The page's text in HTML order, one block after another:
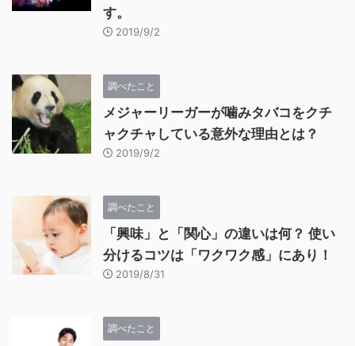
す。
2019/9/2
調べたこと
メジャーリーガーが噛みタバコをクチ
ャクチャしている意外な理由とは？
2019/9/2
調べたこと
「興味」と「関心」の違いは何？ 使い
分けるコツは「ワクワク感」にあり！
2019/8/31
調べたこと